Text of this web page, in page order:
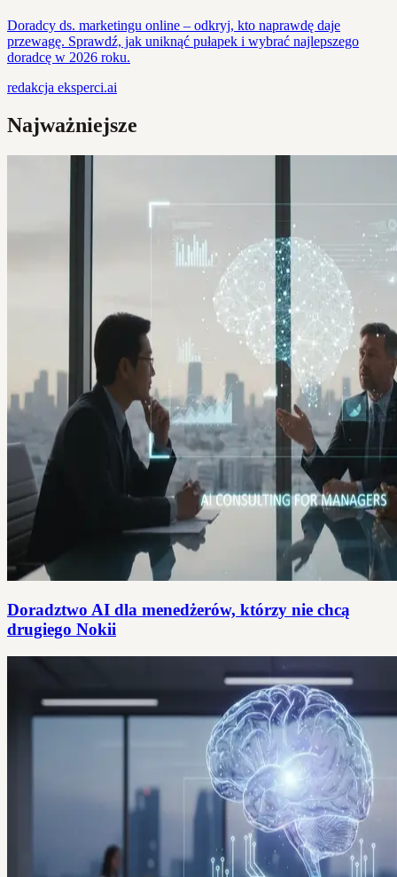
Doradcy ds. marketingu online – odkryj, kto naprawdę daje
przewagę. Sprawdź, jak uniknąć pułapek i wybrać najlepszego
doradcę w 2026 roku.
redakcja eksperci.ai
Najważniejsze
Doradztwo AI dla menedżerów, którzy nie chcą
drugiego Nokii